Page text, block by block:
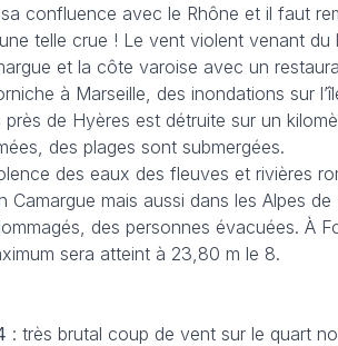
confluence avec le Rhône et il faut
telle crue ! Le vent violent venant du
et la côte varoise avec un
à Marseille, des inondations sur
près de Hyères est détruite sur un
des plages sont submergées.
des eaux des fleuves et rivières
Camargue mais aussi dans les Alpes
des personnes évacuées. À
sera atteint à 23,80 m le 8.
: très brutal coup de vent sur le quart